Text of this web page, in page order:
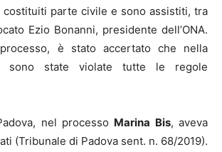
costituiti parte civile e sono assistiti, tra
Ezio Bonanni, presidente dell’ONA.
è stato accertato che nella
sono state violate tutte le regole
nel processo Marina Bis, aveva
(Tribunale di Padova sent. n. 68/2019).